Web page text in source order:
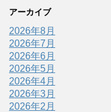
アーカイブ
2026年8月
2026年7月
2026年6月
2026年5月
2026年4月
2026年3月
2026年2月